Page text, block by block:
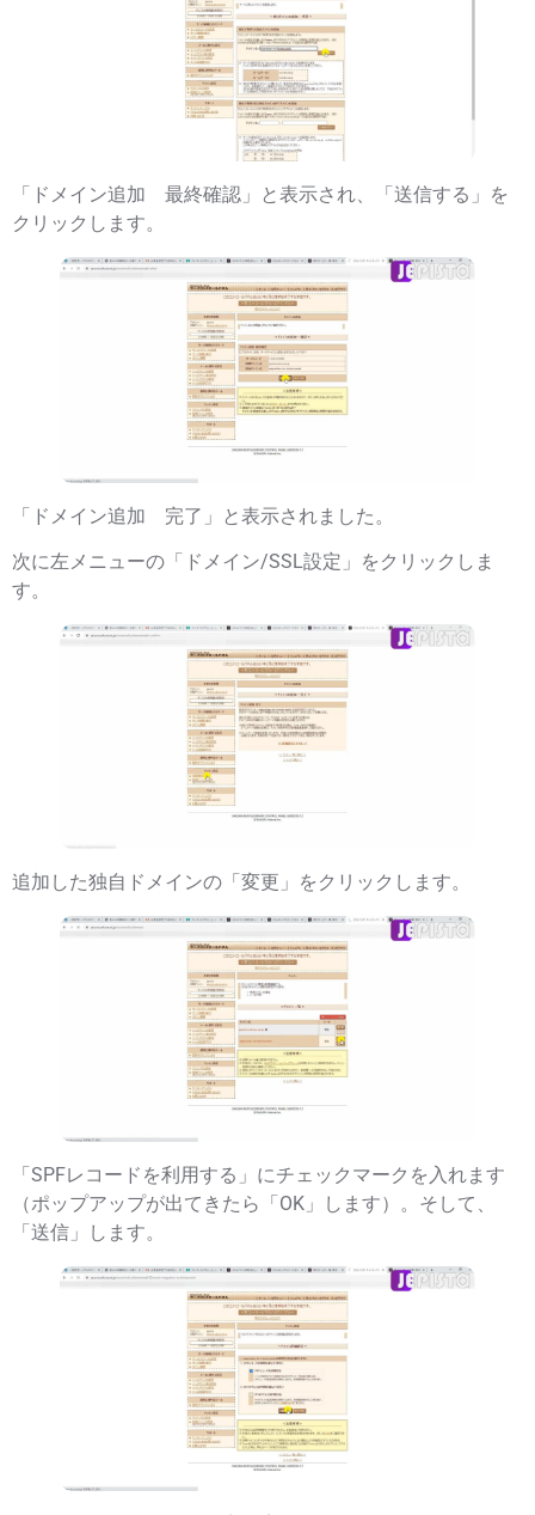
「ドメイン追加 最終確認」と表示され、「送信する」を
クリックします。
「ドメイン追加 完了」と表示されました。
次に左メニューの「ドメイン/SSL設定」をクリックしま
す。
追加した独自ドメインの「変更」をクリックします。
「SPFレコードを利用する」にチェックマークを入れます
（ポップアップが出てきたら「OK」します）。そして、
「送信」します。